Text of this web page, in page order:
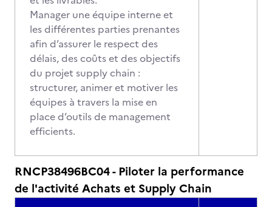
Manager une équipe interne et
les différentes parties prenantes
afin d’assurer le respect des
délais, des coûts et des objectifs
du projet supply chain :
structurer, animer et motiver les
équipes à travers la mise en
place d’outils de management
efficients.
RNCP38496BC04 - Piloter la performance
de l'activité Achats et Supply Chain